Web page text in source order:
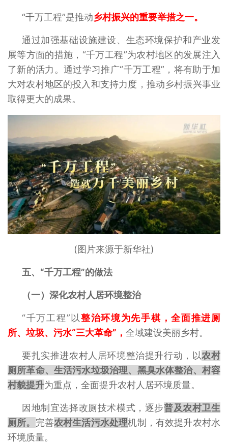
“千万工程”是推动乡村振兴的重要举措之一。
通过加强基础设施建设、生态环境保护和产业发
展等方面的措施，“千万工程”为农村地区的发展注入
了新的活力。通过学习推广“千万工程”，将有助于加
大对农村地区的投入和支持力度，推动乡村振兴事业
取得更大的成果。
(图片来源于新华社)
五、“千万工程”的做法
（一）深化农村人居环境整治
“千万工程”以整治环境为先手棋，全面推进厕
所、垃圾、污水“三大革命”， 全域建设美丽乡村。
要扎实推进农村人居环境整治提升行动，以农村
厕所革命、生活污水垃圾治理、黑臭水体整治、村容
村貌提升为重点，全面提升农村人居环境质量。
因地制宜选择改厕技术模式，逐步普及农村卫生
厕所。 完善农村生活污水处理机制，有效提升农村水
环境质量。